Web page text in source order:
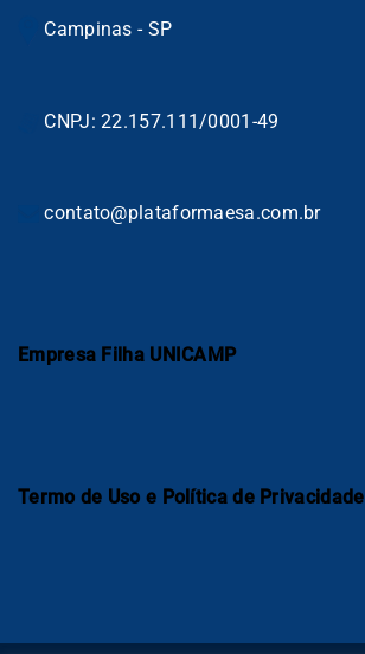
Campinas - SP
CNPJ: 22.157.111/0001-49
contato@plataformaesa.com.br
Empresa Filha UNICAMP
Termo de Uso e Política de Privacidade